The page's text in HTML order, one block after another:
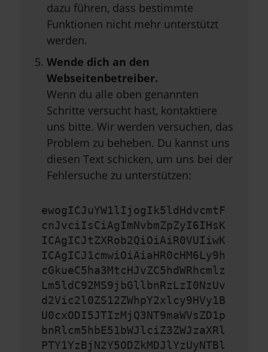
dazu führen, dass bestimmte
Funktionen nicht mehr unterstützt
werden.
Wende dich an den
Webseitenbetreiber.
Wenn du alle oben genannten
Schritte versucht hast, kontaktiere
uns bitte. Wir werden versuchen, das
Problem zu beheben. Du kannst uns
diesen Text schicken, um uns bei der
Fehlersuche zu unterstützen:
ewogICJuYW1lIjogIk5ldHdvcmtF
cnJvciIsCiAgImNvbmZpZyI6IHsK
ICAgICJtZXRob2QiOiAiR0VUIiwK
ICAgICJ1cmwiOiAiaHR0cHM6Ly9h
cGkueC5ha3MtcHJvZC5hdWRhcmlz
Lm5ldC92MS9jbGllbnRzLzI0NzUv
d2Vic2l0ZS12ZWhpY2xlcy9HVy1B
U0cxODI5JTIzMjQ3NT9maWVsZD1p
bnRlcm5hbE51bWJlciZ3ZWJzaXRl
PTY1YzBjN2Y5ODZkMDJlYzUyNTBl